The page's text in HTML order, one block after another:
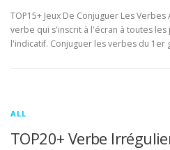
TOP15+ Jeux De Conjuguer Les
verbe qui s'inscrit à l'écran à toutes
l'indicatif. Conjuguer les verbes du 1er
ALL
TOP20+ Verbe